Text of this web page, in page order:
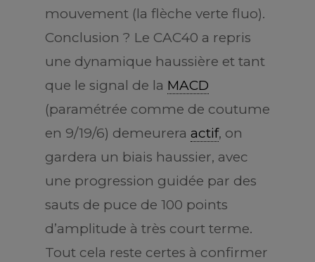
mouvement (la flèche verte fluo).
Conclusion ? Le CAC40 a repris
une dynamique haussière et tant
que le signal de la MACD
(paramétrée comme de coutume
en 9/19/6) demeurera actif, on
gardera un biais haussier, avec
une progression guidée par des
sauts de puce de 100 points
d’amplitude à très court terme.
Tout cela reste certes à confirmer